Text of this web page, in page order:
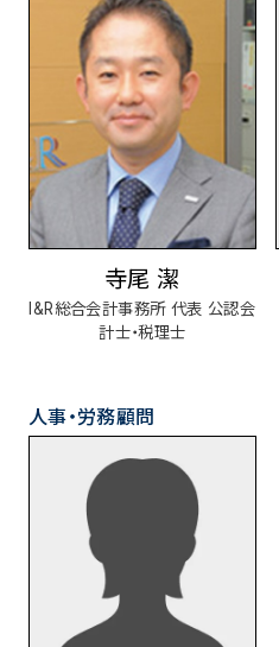
寺尾 潔
I&R総合会計事務所 代表 公認会
計士・税理士
人事・労務顧問